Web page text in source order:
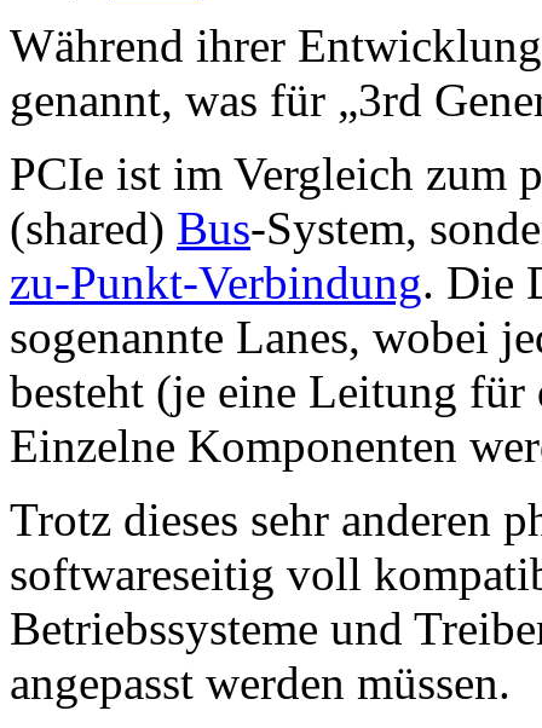
Während ihrer
genannt, was für „3rd
PCIe ist im Vergleich zum
(shared) Bus-System,
zu-Punkt-Verbindung. Die
sogenannte Lanes, wobei
besteht (je eine Leitung für
Einzelne Komponenten
Trotz dieses sehr anderen
softwareseitig voll
Betriebssysteme und
angepasst werden müssen.